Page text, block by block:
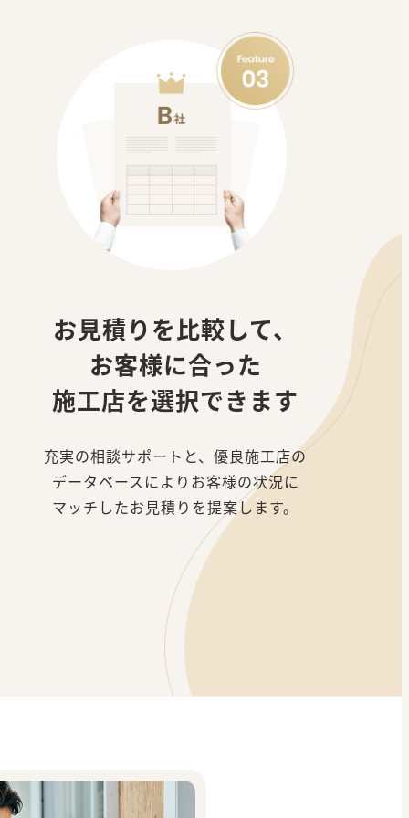
お見積りを比較して、
お客様に合った
施工店を選択できます
充実の相談サポートと、優良施工店の
データベースによりお客様の状況に
マッチしたお見積りを提案します。